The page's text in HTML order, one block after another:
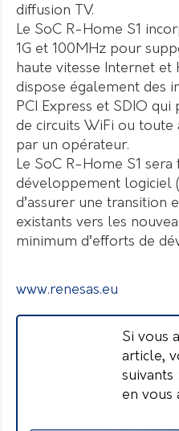
diffusion TV.
Le SoC R-Home S1
1G et 100MHz pour
haute vitesse Internet
dispose également des
PCI Express et SDIO
de circuits WiFi ou toute
par un opérateur.
Le SoC R-Home S1
développement logiciel
d’assurer une transition
existants vers les
minimum d’efforts de
www.renesas.eu
Si vous
article,
suivants
en vous